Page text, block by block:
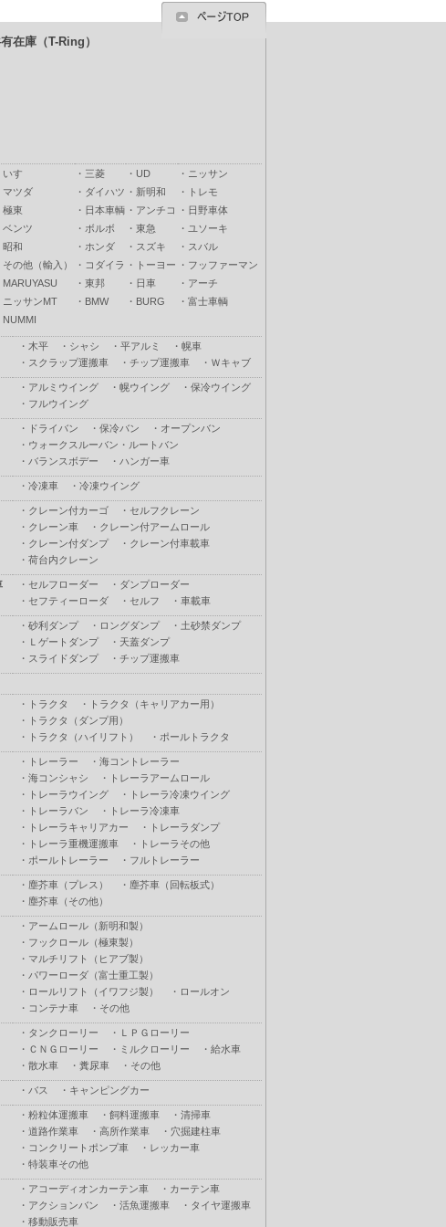
在庫（T-Ring）
いすゞ ・ 三菱 ・ UD ・ ニッサン
マツダ ・ ダイハツ ・ 新明和 ・
トレモ
極東 ・ 日本車輌 ・ アンチコ ・ 日野車体
ベンツ ・ ボルボ ・ 東急 ・ ユソーキ
昭和 ・ ホンダ ・ スズキ ・ スバル
その他（輸入） ・ コダイラ ・ トーヨー ・ フッファーマン
MARUYASU ・ 東邦 ・ 日車 ・ アーチ
ニッサンMT ・ BMW ・ BURG ・ 富士車輌
NUMMI
・ 木平 ・ シャシ ・ 平アルミ ・ 幌車
・ スクラップ運搬車 ・ チップ運搬車 ・ Ｗキャブ
・ アルミウイング ・ 幌ウイング ・ 保冷ウイング
・ フルウイング
・ ドライバン ・ 保冷バン ・ オープンバン
・ ウォークスルーバン・ルートバン
・ バランスボデー ・ ハンガー車
・ 冷凍車 ・ 冷凍ウイング
・ クレーン付カーゴ ・ セルフクレーン
・ クレーン車 ・ クレーン付アームロール
・ クレーン付ダンプ ・ クレーン付車載車
・ 荷台内クレーン
・ セルフローダー ・ ダンプローダー
・ セフティーローダ ・ セルフ ・ 車載車
・ 砂利ダンプ ・ ロングダンプ ・ 土砂禁ダンプ
・ Ｌゲートダンプ ・ 天蓋ダンプ
・ スライドダンプ ・ チップ運搬車
・ トラクタ ・
トラクタ（キャリアカー用）
・
トラクタ（ダンプ用）
・
トラクタ（ハイリフト） ・ ポールトラクタ
・ トレーラー ・ 海コントレーラー
・ 海コンシャシ ・
トレーラアームロール
・
トレーラウイング ・
トレーラ冷凍ウイング
・
トレーラバン ・
トレーラ冷凍車
・
トレーラキャリアカー ・
トレーラダンプ
・
トレーラ重機運搬車 ・
トレーラその他
・ ポールトレーラー ・ フルトレーラー
・ 塵芥車（プレス） ・ 塵芥車（回転板式）
・ 塵芥車（その他）
・ アームロール（新明和製）
・ フックロール（極東製）
・ マルチリフト（ヒアブ製）
・ パワーローダ（富士重工製）
・ ロールリフト（イワフジ製） ・ ロールオン
・ コンテナ車 ・ その他
・ タンクローリー ・ ＬＰＧローリー
・ ＣＮＧローリー ・ ミルクローリー ・ 給水車
・ 散水車 ・ 糞尿車 ・ その他
・ バス ・ キャンピングカー
・ 粉粒体運搬車 ・ 飼料運搬車 ・ 清掃車
・ 道路作業車 ・ 高所作業車 ・ 穴掘建柱車
・ コンクリートポンプ車 ・ レッカー車
・ 特装車その他
・ アコーディオンカーテン車 ・ カーテン車
・ アクションバン ・ 活魚運搬車 ・ タイヤ運搬車
・ 移動販売車